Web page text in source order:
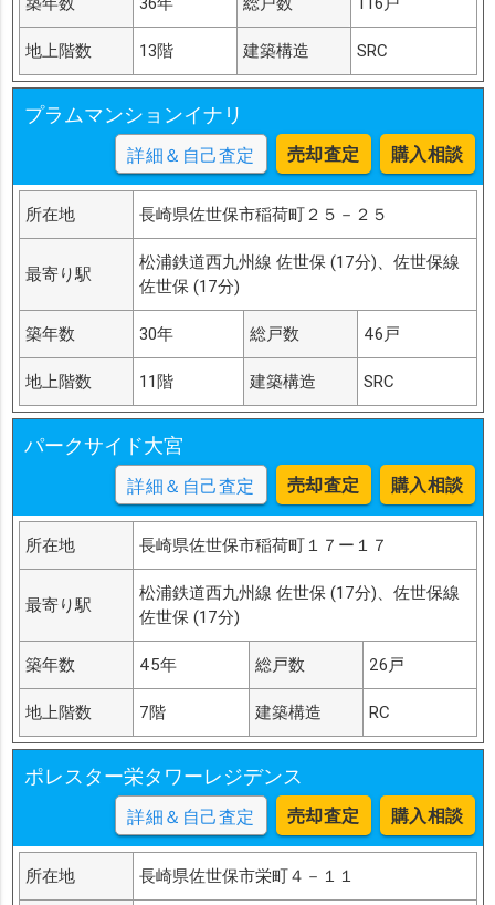
地上階数 13階 建築構造 SRC
プラムマンションイナリ
詳細＆自己査定 売却査定 購入相談
所在地 長崎県佐世保市稲荷町２５－２５
最寄り駅
松浦鉄道西九州線 佐世保 (17分)、佐世保線
佐世保 (17分)
築年数 30年 総戸数 46戸
地上階数 11階 建築構造 SRC
パークサイド大宮
詳細＆自己査定 売却査定 購入相談
所在地 長崎県佐世保市稲荷町１７ー１７
最寄り駅
松浦鉄道西九州線 佐世保 (17分)、佐世保線
佐世保 (17分)
築年数 45年 総戸数 26戸
地上階数 7階 建築構造 RC
ポレスター栄タワーレジデンス
詳細＆自己査定 売却査定 購入相談
所在地 長崎県佐世保市栄町４－１１